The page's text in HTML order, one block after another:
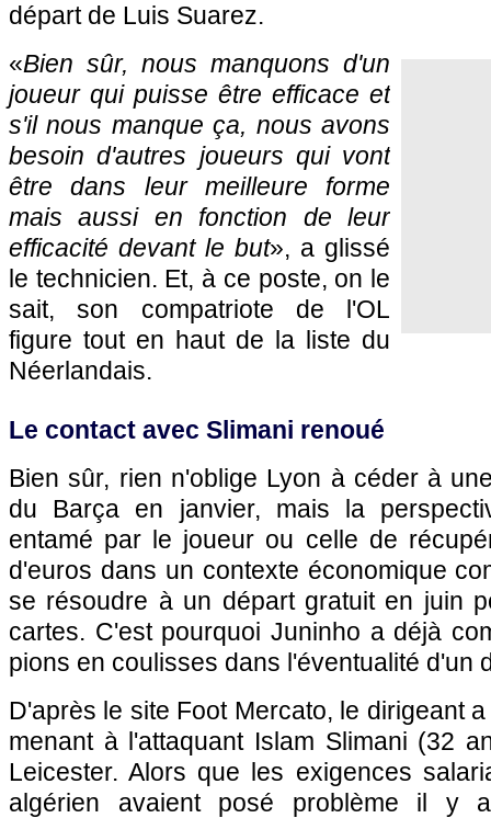
départ de Luis Suarez.
«Bien sûr, nous manquons d'un
joueur qui puisse être efficace et
s'il nous manque ça, nous avons
besoin d'autres joueurs qui vont
être dans leur meilleure forme
mais aussi en fonction de leur
efficacité devant le but», a glissé
le technicien. Et, à ce poste, on le
sait, son compatriote de l'OL
figure tout en haut de la liste du
Néerlandais.
Le contact avec Slimani renoué
Bien sûr, rien n'oblige Lyon à céder à
du Barça en janvier, mais la
entamé par le joueur ou celle de
d'euros dans un contexte économique
se résoudre à un départ gratuit en juin
cartes. C'est pourquoi Juninho a déjà
pions en coulisses dans l'éventualité d'un
D'après le site Foot Mercato, le dirigeant
menant à l'attaquant Islam Slimani (32
Leicester. Alors que les exigences
algérien avaient posé problème il y